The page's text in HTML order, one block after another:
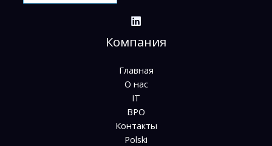
Компания
Главная
О нас
IT
BPO
Контакты
Polski